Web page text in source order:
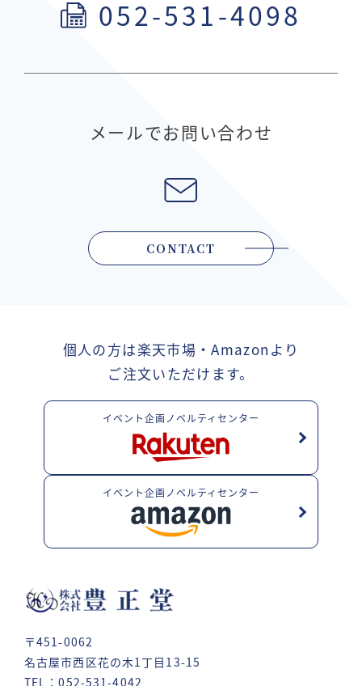
052-531-4098
メールでお問い合わせ
CONTACT
〒451-0062
名古屋市西区花の木1丁目13-15
TEL：052-531-4042
個人の方は楽天市場・Amazonより
ご注文いただけます。
イベント企画ノベルティセンター
イベント企画ノベルティセンター